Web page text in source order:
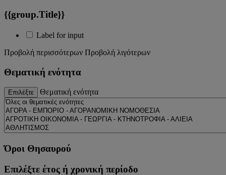
{{group.Title}}
Label for input
Προβολή περισσότερων Προβολή λιγότερων
Θεματική ενότητα
Επιλέξτε Θεματική ενότητα
Όροι Θησαυρού
Επιλέξτε έτος ή χρονική περίοδο